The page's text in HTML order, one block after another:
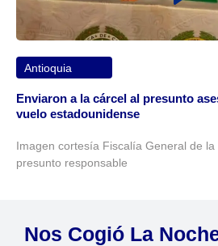
Antioquia
Enviaron a la cárcel al presunto
vuelo estadounidense
Imagen cortesía Fiscalía General de
presunto responsable
Nos Cogió La